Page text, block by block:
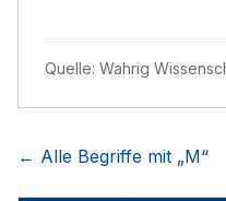
Quelle: Wahrig
← Alle Begriffe mit „M“